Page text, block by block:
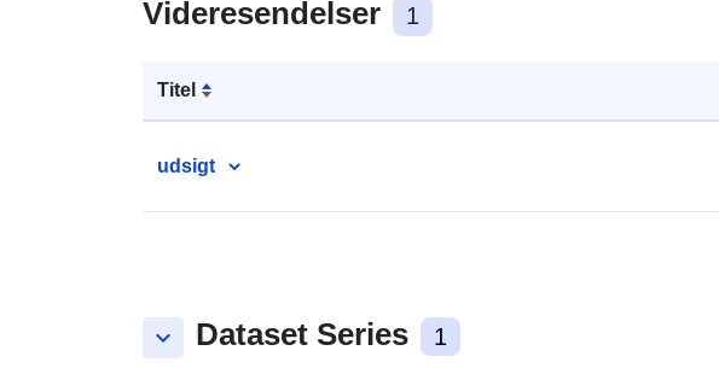
Videresendelser 1
Titel
udsigt
keyboard_arrow_down Dataset Series 1